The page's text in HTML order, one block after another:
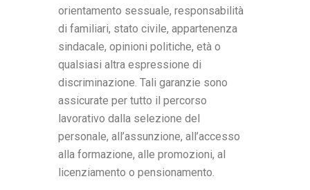
orientamento sessuale, responsabilità
di familiari, stato civile, appartenenza
sindacale, opinioni politiche, età o
qualsiasi altra espressione di
discriminazione. Tali garanzie sono
assicurate per tutto il percorso
lavorativo dalla selezione del
personale, all’assunzione, all’accesso
alla formazione, alle promozioni, al
licenziamento o pensionamento.